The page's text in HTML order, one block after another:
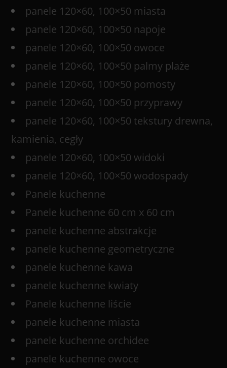
panele 120×60, 100×50 miasta
panele 120×60, 100×50 napoje
panele 120×60, 100×50 owoce
panele 120×60, 100×50 palmy plaże
panele 120×60, 100×50 pomosty
panele 120×60, 100×50 przyprawy
panele 120×60, 100×50 tekstury drewna,
kamienia, cegły
panele 120×60, 100×50 widoki
panele 120×60, 100×50 wodospady
Panele kuchenne
Panele kuchenne 60 cm x 60 cm
panele kuchenne abstrakcje
panele kuchenne geometryczne
panele kuchenne kawa
panele kuchenne kwiaty
Panele kuchenne liście
panele kuchenne miasta
panele kuchenne orchidee
panele kuchenne owoce